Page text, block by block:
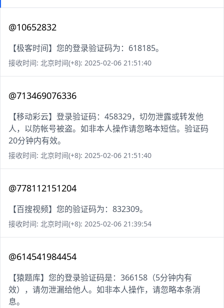
@10652832
【极客时间】您的登录验证码为：618185。
接收时间: 北京时间(+8): 2025-02-06 21:51:40
@713469076336
【移动彩云】登录验证码：458329，切勿泄露或转发他
人，以防帐号被盗。如非本人操作请忽略本短信。验证码
20分钟内有效。
接收时间: 北京时间(+8): 2025-02-06 21:51:40
@778112151204
【百搜视频】您的验证码为：832309。
接收时间: 北京时间(+8): 2025-02-06 21:39:54
@614541984454
【猿题库】您的登录验证码是：366158（5分钟内有
效），请勿泄漏给他人。如非本人操作，请忽略本条消
息。